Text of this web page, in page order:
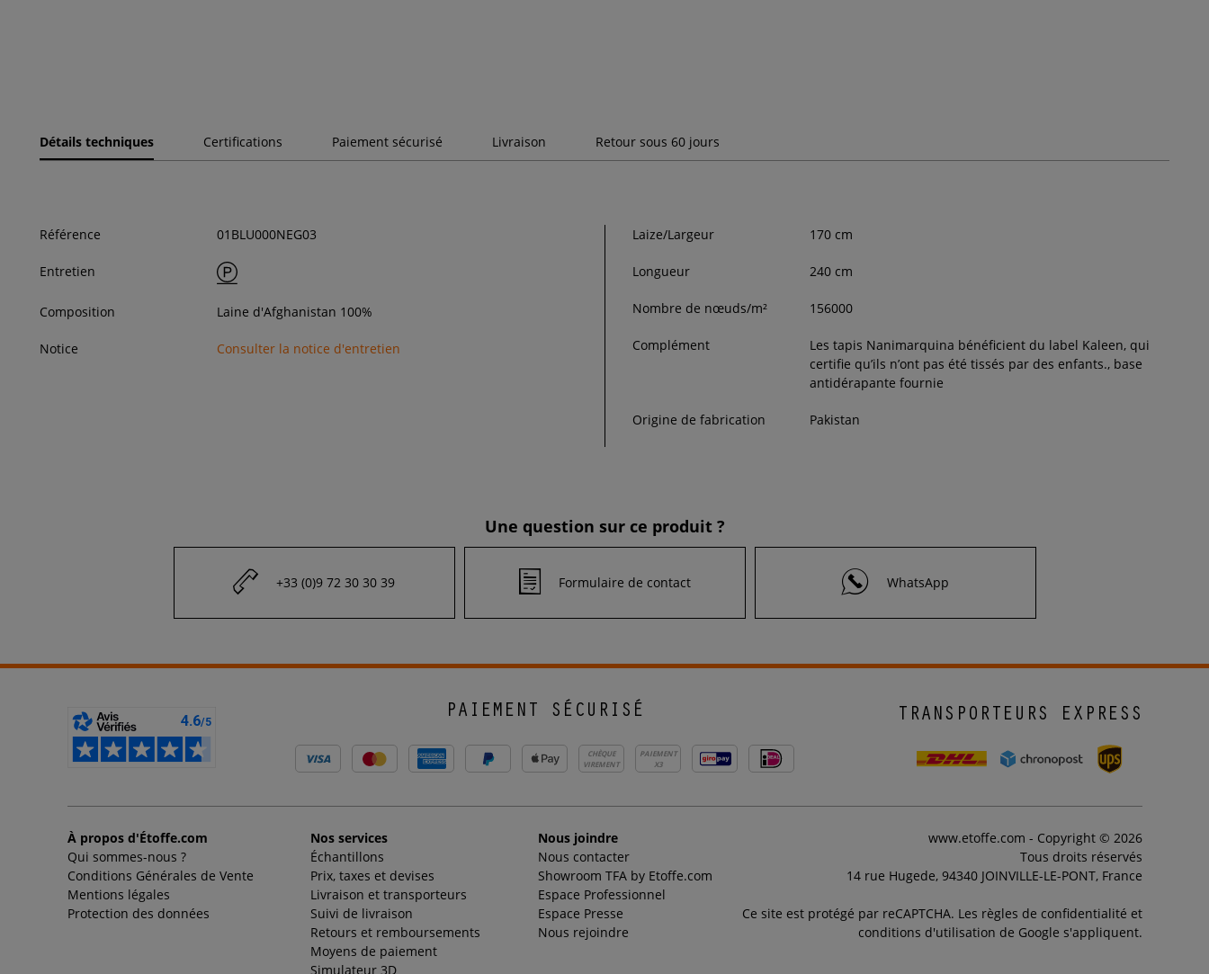
Détails techniques Certifications Paiement sécurisé Livraison Retour sous 60 jours
Référence 01BLU000NEG03
Entretien
Composition Laine d'Afghanistan 100%
Notice Consulter la notice d'entretien
Laize/Largeur 170 cm
Longueur 240 cm
Nombre de nœuds/m² 156000
Complément
Les tapis Nanimarquina bénéficient du label Kaleen, qui
certifie qu’ils n’ont pas été tissés par des enfants., base
antidérapante fournie
Origine de fabrication Pakistan
Une question sur ce produit ?
+33 (0)9 72 30 30 39 Formulaire de contact WhatsApp
PAIEMENT SÉCURISÉ
CHÈQUE
VIREMENT
PAIEMENT
X3
TRANSPORTEURS EXPRESS
À propos d'Étoffe.com
Qui sommes-nous ?
Conditions Générales de Vente
Mentions légales
Protection des données
Nos services
Échantillons
Prix, taxes et devises
Livraison et transporteurs
Suivi de livraison
Retours et remboursements
Moyens de paiement
Simulateur 3D
Nous joindre
Nous contacter
Showroom TFA by Etoffe.com
Espace Professionnel
Espace Presse
Nous rejoindre
www.etoffe.com - Copyright © 2026
Tous droits réservés
14 rue Hugede, 94340 JOINVILLE-LE-PONT, France
Ce site est protégé par reCAPTCHA. Les règles de confidentialité et
conditions d'utilisation de Google s'appliquent.